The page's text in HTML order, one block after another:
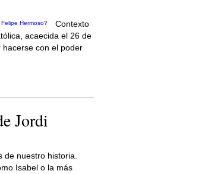
Contexto
acaecida el 26 de
con el poder
Jordi
de nuestro historia.
Isabel o la más